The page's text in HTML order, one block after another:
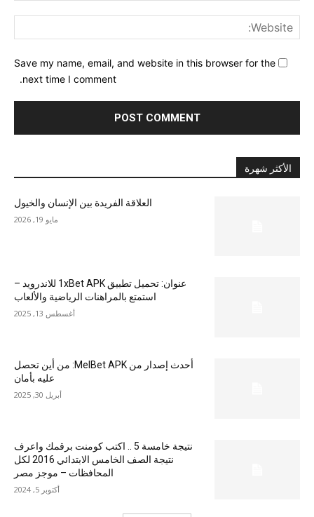
Save my name, email, and website in this browser for the
next time I comment.
الأكثر شهرة
العلاقة الفريدة بين الإنسان والخيول
مايو 19, 2026
عنوان: تحميل تطبيق 1xBet APK للاندرويد –
استمتع بالمراهنات الرياضية والألعاب
أغسطس 13, 2025
أحدث إصدار من MelBet APK: من أين تحصل
عليه بأمان
أبريل 30, 2025
نتيجة خامسة 5 .. اكتب كومنت برقمك واعرف
نتيجة الصف الخامس الابتدائي 2016 لكل
المحافظات – موجز مصر
أكتوبر 5, 2024